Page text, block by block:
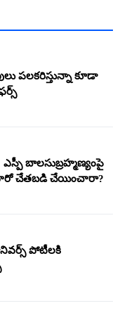
ప‌ల‌క‌రిస్తున్నా కూడా
ఎస్పీ బాలసుబ్రహ్మణ్యంపై
హీరో చేతబడి చేయించారా?
పోటీల‌కి